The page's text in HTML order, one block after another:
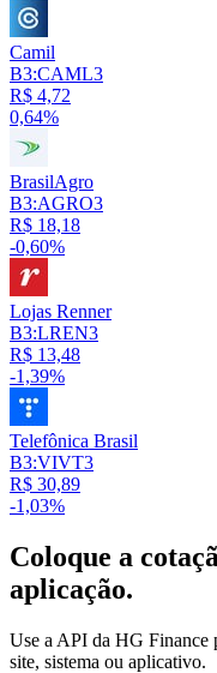
Camil
B3:CAML3
R$ 4,72
0,64%
BrasilAgro
B3:AGRO3
R$ 18,18
-0,60%
Lojas Renner
B3:LREN3
R$ 13,48
-1,39%
Telefônica Brasil
B3:VIVT3
R$ 30,89
-1,03%
Coloque a
aplicação.
Use a API da HG Finance
site, sistema ou aplicativo.